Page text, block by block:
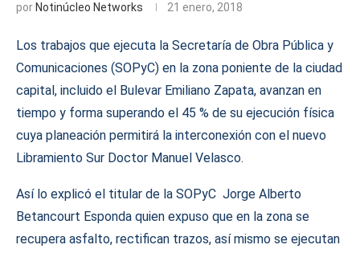
por Notinúcleo Networks 21 enero, 2018
Los trabajos que ejecuta la Secretaría de Obra Pública y
Comunicaciones (SOPyC) en la zona poniente de la ciudad
capital, incluido el Bulevar Emiliano Zapata, avanzan en
tiempo y forma superando el 45 % de su ejecución física
cuya planeación permitirá la interconexión con el nuevo
Libramiento Sur Doctor Manuel Velasco.
Así lo explicó el titular de la SOPyC Jorge Alberto
Betancourt Esponda quien expuso que en la zona se
recupera asfalto, rectifican trazos, así mismo se ejecutan